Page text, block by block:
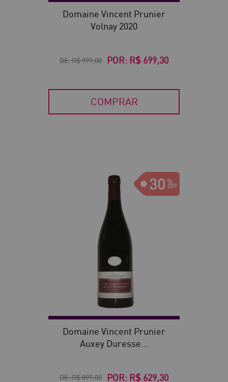
Domaine Vincent Prunier
Volnay 2020
DE:R$ 999,00 POR: R$ 699,30
COMPRAR
30
Domaine Vincent Prunier
Auxey Duresse...
DE:R$ 899,00 POR: R$ 629,30